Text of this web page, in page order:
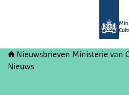
Nieuwsbrieven Ministerie van
Nieuws